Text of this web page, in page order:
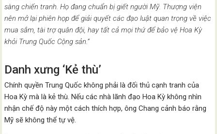
sàng chiến tranh. Họ đang chuẩn bị giết người Mỹ. Thượng viện
nên mở lại phiên họp để giải quyết các đạo luật quan trọng về việc
mua sắm, tài trợ quân đội, hay tất cả mọi thứ để bảo vệ Hoa Kỳ
khỏi Trung Quốc Cộng sản.”
Danh xưng ‘Kẻ thù’
Chính quyền Trung Quốc không phải là đối thủ cạnh tranh của
Hoa Kỳ mà là kẻ thù. Nếu các nhà lãnh đạo Hoa Kỳ không nhìn
nhận chế độ này một cách thích hợp, ông Chang cảnh báo rằng
Mỹ sẽ không thể tự vệ.